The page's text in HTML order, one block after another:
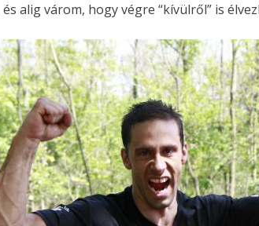
alig várom, hogy végre “kívülről” is